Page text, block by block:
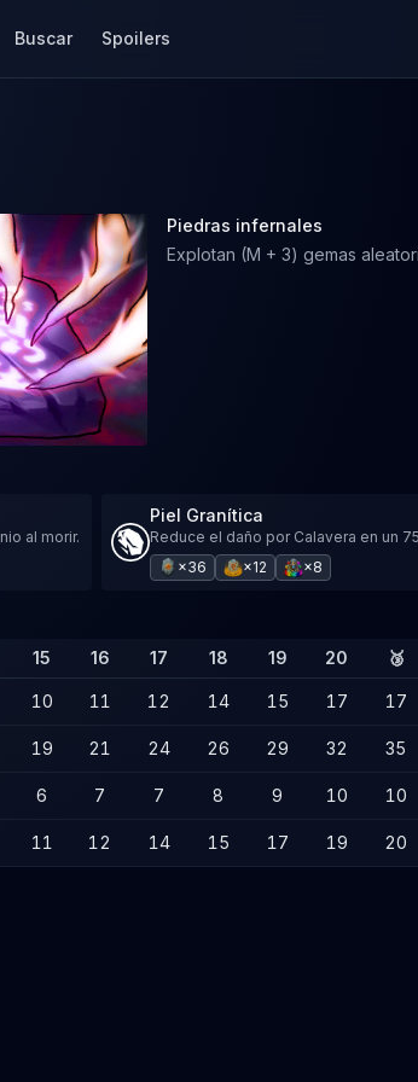
Buscar Spoilers
Piedras infernales
Explotan (M + 3) gemas
al morir.
Piel Granítica
Reduce el daño por Calavera en un
×36
×12 ×8
15 16 17 18 19 20 🥉
10 11 12 14 15 17 17
19 21 24 26 29 32 35
6 7 7 8 9 10 10
11 12 14 15 17 19 20